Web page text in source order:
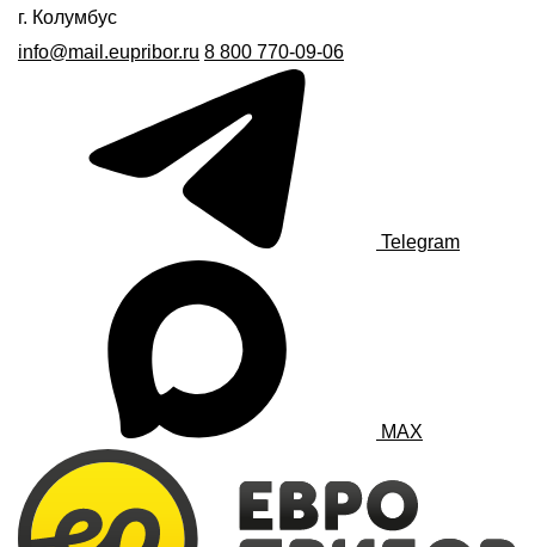
г. Колумбус
info@mail.eupribor.ru 8 800 770-09-06
Telegram
MAX